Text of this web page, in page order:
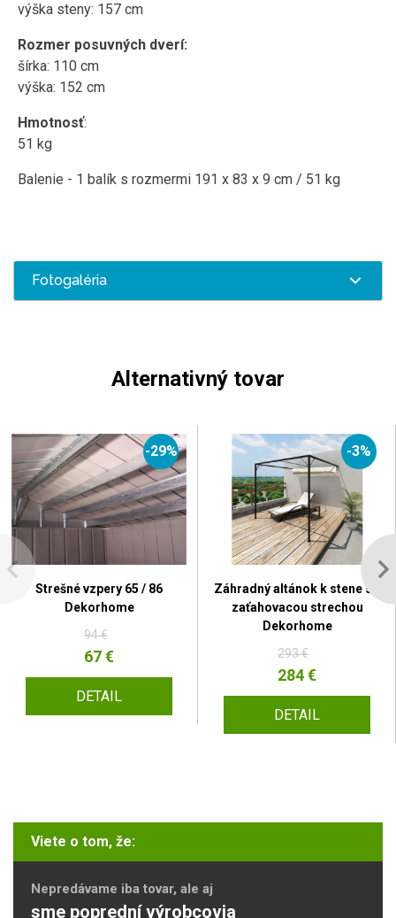
výška steny: 157 cm
Rozmer posuvných dverí:
šírka: 110 cm
výška: 152 cm
Hmotnosť:
51 kg
Balenie - 1 balík s rozmermi 191 x 83 x 9 cm / 51 kg
Fotogaléria
Alternativný tovar
-29%
Strešné vzpery 65 / 86
Dekorhome
94 €
67 €
DETAIL
-3%
Záhradný altánok k stene so
zaťahovacou strechou
Dekorhome
293 €
284 €
DETAIL
Viete o tom, že:
Nepredávame iba tovar, ale aj
sme poprední výrobcovia